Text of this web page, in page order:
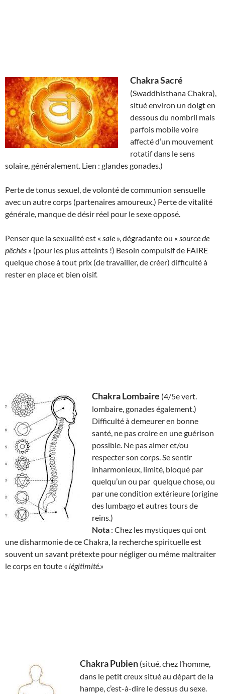
Chakra Sacré
(Swaddhisthana Chakra),
situé environ un doigt en
dessous du nombril mais
parfois mobile voire
affecté d’un mouvement
rotatif dans le sens
solaire, généralement. Lien : glandes gonades.)
Perte de tonus sexuel, de volonté de communion sensuelle
avec un autre corps (partenaires amoureux.) Perte de vitalité
générale, manque de désir réel pour le sexe opposé.
Penser que la sexualité est « sale », dégradante ou « source de
pêchés » (pour les plus atteints !) Besoin compulsif de FAIRE
quelque chose à tout prix (de travailler, de créer) difficulté à
rester en place et bien oisif.
Chakra Lombaire (4/5e vert.
lombaire, gonades également.)
Difficulté à demeurer en bonne
santé, ne pas croire en une guérison
possible. Ne pas aimer et/ou
respecter son corps. Se sentir
inharmonieux, limité, bloqué par
quelqu’un ou par quelque chose, ou
par une condition extérieure (origine
des lumbago et autres tours de
reins.)
Nota : Chez les mystiques qui ont
une disharmonie de ce Chakra, la recherche spirituelle est
souvent un savant prétexte pour négliger ou même maltraiter
le corps en toute « légitimité.»
Chakra Pubien (situé, chez l’homme,
dans le petit creux situé au départ de la
hampe, c’est-à-dire le dessus du sexe.